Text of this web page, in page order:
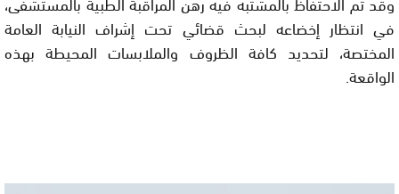
في انتظار إخضاعه لبحث قضائي تحت إشراف النيابة العامة
المختصة، لتحديد كافة الظروف والملابسات المحيطة بهذه
الواقعة.